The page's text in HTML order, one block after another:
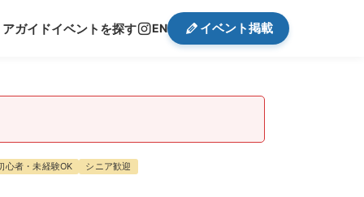
ガイドイベントを探す EN イベント掲載
心者・未経験OK シニア歓迎